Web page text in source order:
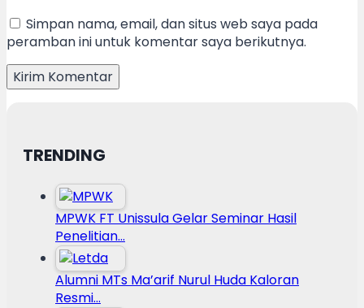
Simpan nama, email, dan situs web saya pada
peramban ini untuk komentar saya berikutnya.
TRENDING
MPWK FT Unissula Gelar Seminar Hasil
Penelitian…
Alumni MTs Ma’arif Nurul Huda Kaloran
Resmi…